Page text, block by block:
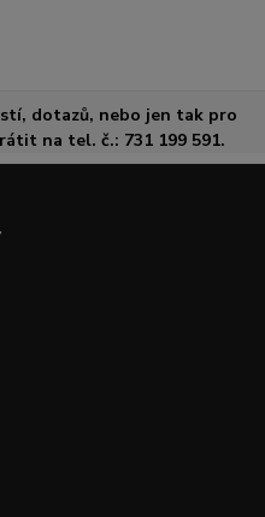
dotazů, nebo jen tak pro
na tel. č.: 731 199 591.